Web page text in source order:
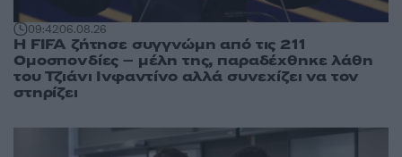
09:4206.08.26
Η FIFA ζήτησε συγγνώμη από τις 211
Ομοσπονδίες – μέλη της, παραδέχθηκε λάθη
του Τζιάνι Ινφαντίνο αλλά συνεχίζει να τον
στηρίζει